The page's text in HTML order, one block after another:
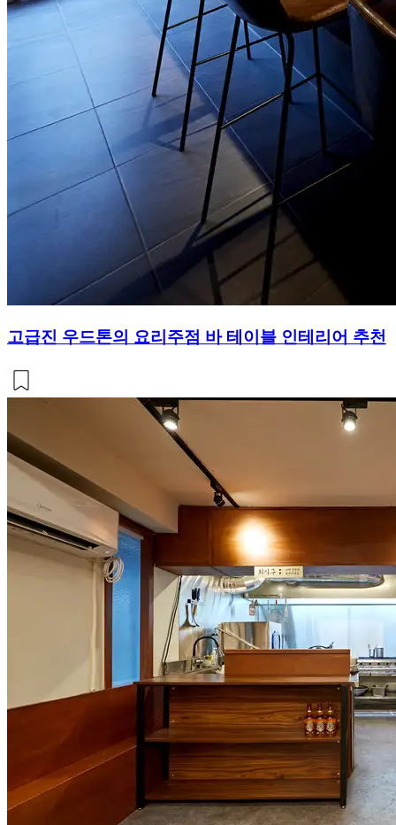
고급진 우드톤의 요리주점 바 테이블 인테리어 추천